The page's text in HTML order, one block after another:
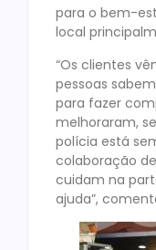
para o bem-
local
“Os clientes
pessoas
para fazer
melhoraram,
polícia está
colaboração
cuidam na
ajuda”,